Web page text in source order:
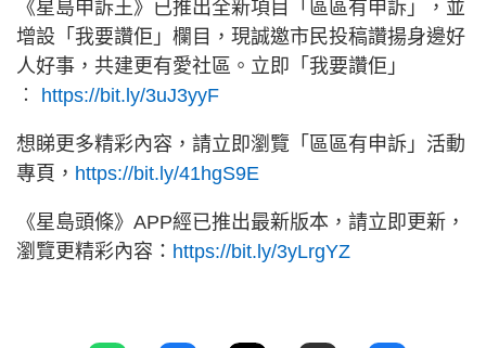
《星島申訴王》已推出全新項目「區區有申訴」，並
增設「我要讚佢」欄目，現誠邀市民投稿讚揚身邊好
人好事，共建更有愛社區。立即「我要讚佢」
︰ https://bit.ly/3uJ3yyF
想睇更多精彩內容，請立即瀏覽「區區有申訴」活動
專頁， https://bit.ly/41hgS9E
《星島頭條》APP經已推出最新版本，請立即更新，
瀏覽更精彩內容： https://bit.ly/3yLrgYZ